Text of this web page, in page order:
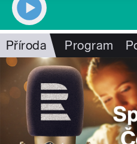
Příroda Program